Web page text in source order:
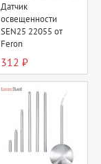
Датчик
освещенности
SEN25 22055 от
Feron
312 ₽